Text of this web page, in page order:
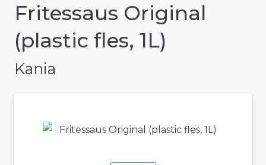
Fritessaus Original
(plastic fles, 1L)
Kania